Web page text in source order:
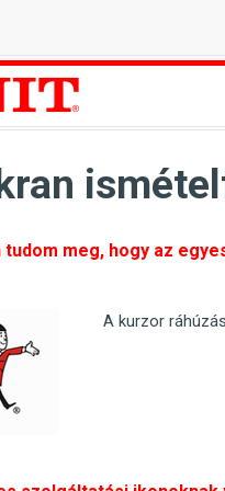
tudom meg, hogy az
A kurzor